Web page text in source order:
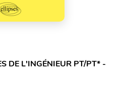
DE L'INGÉNIEUR PT/PT* -